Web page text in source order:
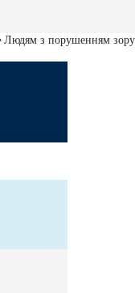
Людям з порушенням зору